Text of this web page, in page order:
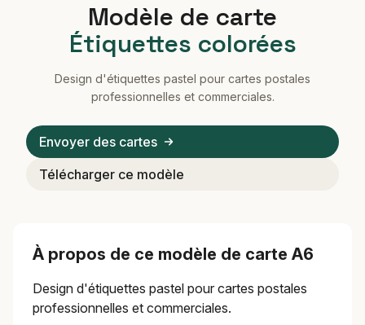
Modèle de carte
Étiquettes colorées
Design d'étiquettes pastel pour cartes postales
professionnelles et commerciales.
Envoyer des cartes
Télécharger ce modèle
À propos de ce modèle de carte A6
Design d'étiquettes pastel pour cartes postales
professionnelles et commerciales.